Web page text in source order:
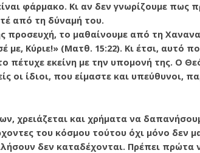
φάρ­μακο. Κι αν δεν γνωρίζουμε πως
από τη δύναμή του.
προσευχή, το μαθαίνουμε από τη
με, Κύ­ριε!» (Ματθ. 15:22). Κι έτσι, αυτό
πέ­τυχε εκείνη με την υπομονή της. Ο
οι ίδιοι, που είμαστε και υπεύθυνοι,
χρειάζεται και χρήματα να
του κόσμου τούτου όχι μόνο δεν
δεν καταδέχονται. Πρέπει